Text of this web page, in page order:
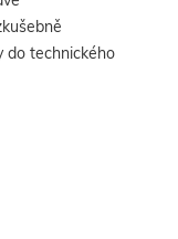
do technického